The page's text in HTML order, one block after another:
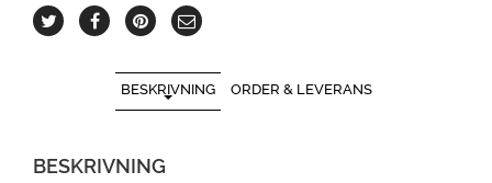
BESKRIVNING ORDER & LEVERANS
BESKRIVNING